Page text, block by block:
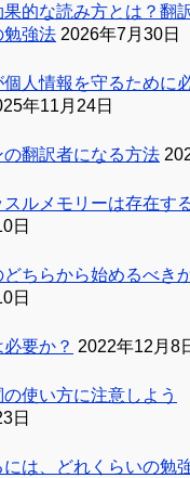
的な読み方とは？翻
勉強法 2026年7月30日
人情報を守るために
年11月24日
翻訳者になる方法
ルメモリーは存在す
日
ちらから始めるべき
日
要か？ 2022年12月8
使い方に注意しよう
日
は、どれくらいの勉